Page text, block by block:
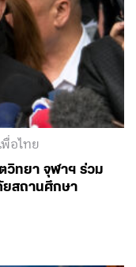
อไทย
วิทยา จุฬาฯ ร่วม
สถานศึกษา